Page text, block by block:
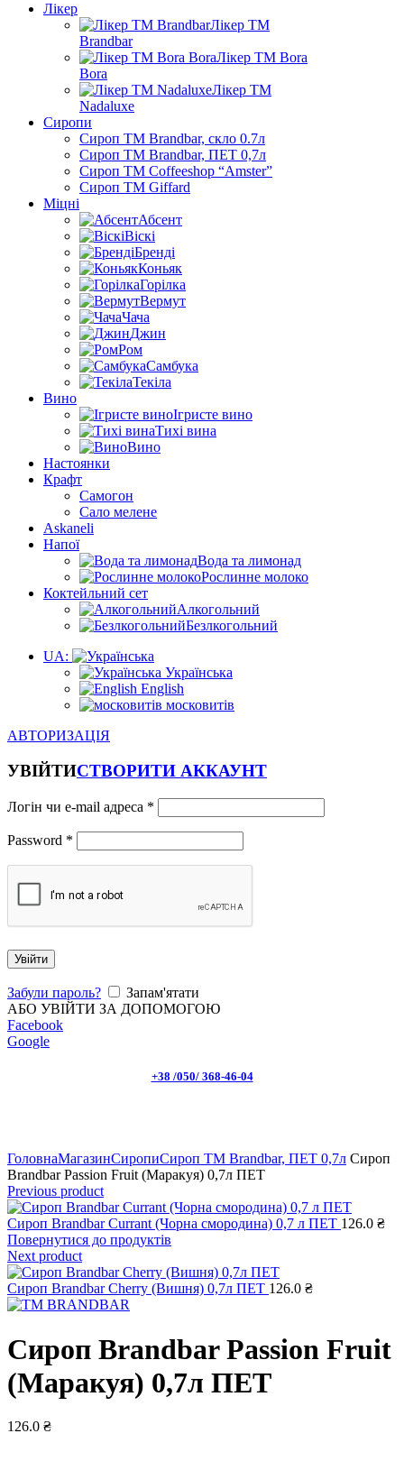
Лікер
Лікер ТМ
Brandbar
Лікер ТМ Bora
Bora
Лікер ТМ
Nadaluxe
Сиропи
Сироп TM Brandbar, скло 0.7л
Сироп TM Brandbar, ПЕТ 0,7л
Сироп TM Coffeeshop “Amster”
Сироп TM Giffard
Міцні
Абсент
Віскі
Бренді
Коньяк
Горілка
Вермут
Чача
Джин
Ром
Самбука
Текіла
Вино
Ігристе вино
Тихі вина
Вино
Настоянки
Крафт
Самогон
Сало мелене
Askaneli
Напої
Вода та лимонад
Рослинне молоко
Коктейльний сет
Алкогольний
Безлкогольний
UA:
Українська
English
московитів
АВТОРИЗАЦІЯ
УВІЙТИСТВОРИТИ АККАУНТ
Логін чи e-mail адреса *
Password *
Увійти
Забули пароль?
Запам'ятати
АБО УВІЙТИ ЗА ДОПОМОГОЮ
Facebook
Google
+38 /050/ 368-46-04
ГоловнаМагазинСиропиСироп TM Brandbar, ПЕТ 0,7л Сироп
Brandbar Passion Fruit (Маракуя) 0,7л ПЕТ
Previous product
Сироп Brandbar Currant (Чорна смородина) 0,7 л ПЕТ 126.0 ₴
Повернутися до продуктів
Next product
Сироп Brandbar Cherry (Вишня) 0,7л ПЕТ 126.0 ₴
Сироп Brandbar Passion Fruit
(Маракуя) 0,7л ПЕТ
126.0 ₴